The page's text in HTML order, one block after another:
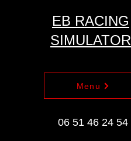
EB RACING
SIMULATOR
06 51 46 24 54
Menu